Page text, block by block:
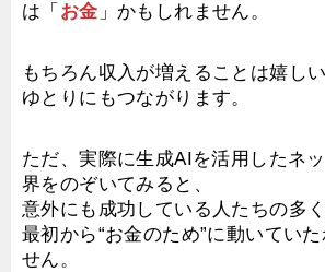
は「 お金 」かもしれません。
もちろん収入が増えることは嬉し
ゆとりにもつながります。
ただ、実際に生成AIを活用したネ
界をのぞいてみると、
意外にも成功している人たちの多く
最初から“お金のため”に動いてい
せん。